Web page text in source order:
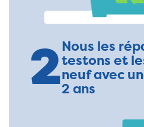
2Nous les
testons et
neuf avec
2 ans